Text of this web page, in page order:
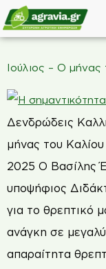
Iούλιος – Ο μήνας
Δενδρώδεις
μήνας του Καλίου
2025 Ο Βασίλης
υποψήφιος
για το θρεπτικό
ανάγκη σε
απαραίτητα